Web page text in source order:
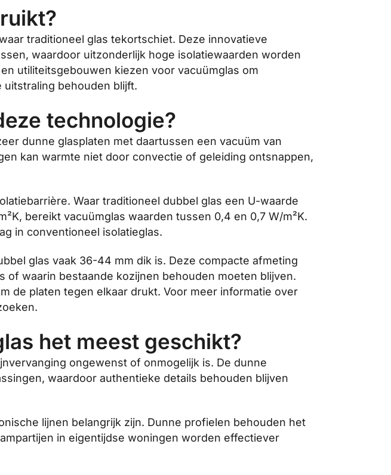
traditioneel glas tekortschiet. Deze innovatieve
waardoor uitzonderlijk hoge isolatiewaarden worden
utiliteitsgebouwen kiezen voor vacuümglas om
behouden blijft.
technologie?
dunne glasplaten met daartussen een vacuüm van
kan warmte niet door convectie of geleiding ontsnappen,
Waar traditioneel dubbel glas een U-waarde
bereikt vacuümglas waarden tussen 0,4 en 0,7 W/m²K.
in conventioneel isolatieglas.
glas vaak 36-44 mm dik is. Deze compacte afmeting
of waarin bestaande kozijnen behouden moeten blijven.
de platen tegen elkaar drukt. Voor meer informatie over
het meest geschikt?
ongewenst of onmogelijk is. De dunne
waardoor authentieke details behouden blijven
lijnen belangrijk zijn. Dunne profielen behouden het
in eigentijdse woningen worden effectiever